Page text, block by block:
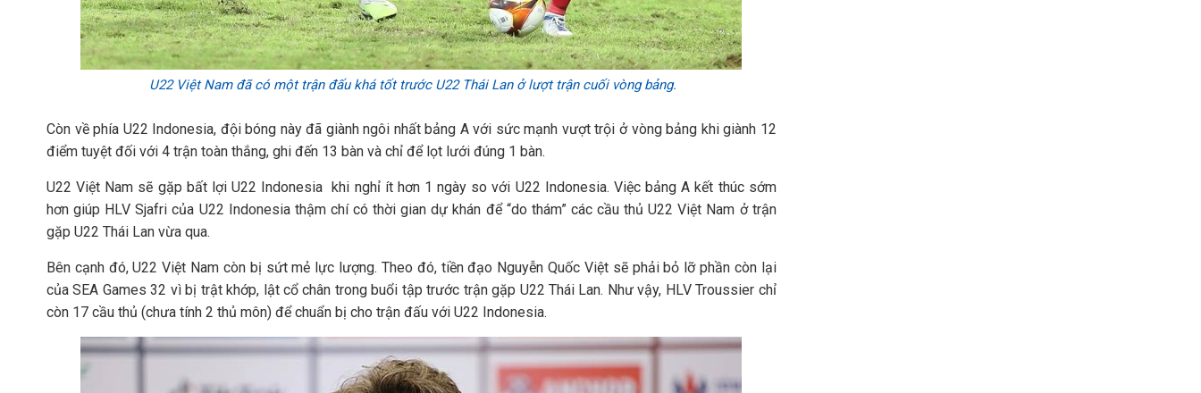
U22 Việt Nam đã có một trận đấu khá tốt trước U22 Thái Lan ở lượt trận cuối vòng bảng.
Còn về phía U22 Indonesia, đội bóng này đã giành ngôi nhất bảng A với sức mạnh vượt trội ở vòng bảng khi giành 12
điểm tuyệt đối với 4 trận toàn thắng, ghi đến 13 bàn và chỉ để lọt lưới đúng 1 bàn.
U22 Việt Nam sẽ gặp bất lợi U22 Indonesia khi nghỉ ít hơn 1 ngày so với U22 Indonesia. Việc bảng A kết thúc sớm
hơn giúp HLV Sjafri của U22 Indonesia thậm chí có thời gian dự khán để “do thám” các cầu thủ U22 Việt Nam ở trận
gặp U22 Thái Lan vừa qua.
Bên cạnh đó, U22 Việt Nam còn bị sứt mẻ lực lượng. Theo đó, tiền đạo Nguyễn Quốc Việt sẽ phải bỏ lỡ phần còn lại
của SEA Games 32 vì bị trật khớp, lật cổ chân trong buổi tập trước trận gặp U22 Thái Lan. Như vậy, HLV Troussier chỉ
còn 17 cầu thủ (chưa tính 2 thủ môn) để chuẩn bị cho trận đấu với U22 Indonesia.